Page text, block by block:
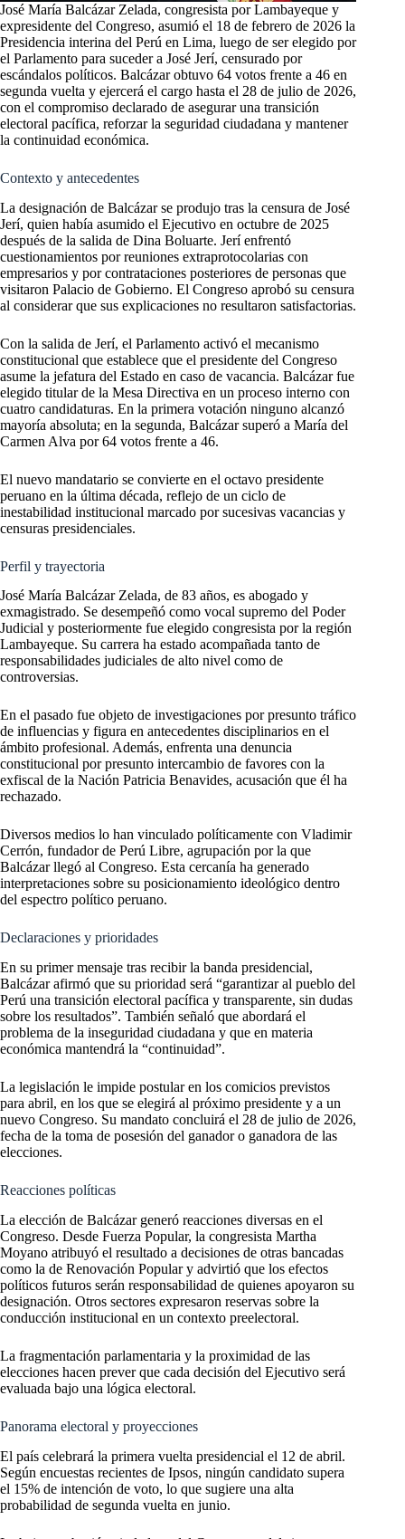
José María Balcázar Zelada, congresista por Lambayeque y
expresidente del Congreso, asumió el 18 de febrero de 2026 la
Presidencia interina del Perú en Lima, luego de ser elegido por
el Parlamento para suceder a José Jerí, censurado por
escándalos políticos. Balcázar obtuvo 64 votos frente a 46 en
segunda vuelta y ejercerá el cargo hasta el 28 de julio de 2026,
con el compromiso declarado de asegurar una transición
electoral pacífica, reforzar la seguridad ciudadana y mantener
la continuidad económica.
Contexto y antecedentes
La designación de Balcázar se produjo tras la censura de José
Jerí, quien había asumido el Ejecutivo en octubre de 2025
después de la salida de Dina Boluarte. Jerí enfrentó
cuestionamientos por reuniones extraprotocolarias con
empresarios y por contrataciones posteriores de personas que
visitaron Palacio de Gobierno. El Congreso aprobó su censura
al considerar que sus explicaciones no resultaron satisfactorias.
Con la salida de Jerí, el Parlamento activó el mecanismo
constitucional que establece que el presidente del Congreso
asume la jefatura del Estado en caso de vacancia. Balcázar fue
elegido titular de la Mesa Directiva en un proceso interno con
cuatro candidaturas. En la primera votación ninguno alcanzó
mayoría absoluta; en la segunda, Balcázar superó a María del
Carmen Alva por 64 votos frente a 46.
El nuevo mandatario se convierte en el octavo presidente
peruano en la última década, reflejo de un ciclo de
inestabilidad institucional marcado por sucesivas vacancias y
censuras presidenciales.
Perfil y trayectoria
José María Balcázar Zelada, de 83 años, es abogado y
exmagistrado. Se desempeñó como vocal supremo del Poder
Judicial y posteriormente fue elegido congresista por la región
Lambayeque. Su carrera ha estado acompañada tanto de
responsabilidades judiciales de alto nivel como de
controversias.
En el pasado fue objeto de investigaciones por presunto tráfico
de influencias y figura en antecedentes disciplinarios en el
ámbito profesional. Además, enfrenta una denuncia
constitucional por presunto intercambio de favores con la
exfiscal de la Nación Patricia Benavides, acusación que él ha
rechazado.
Diversos medios lo han vinculado políticamente con Vladimir
Cerrón, fundador de Perú Libre, agrupación por la que
Balcázar llegó al Congreso. Esta cercanía ha generado
interpretaciones sobre su posicionamiento ideológico dentro
del espectro político peruano.
Declaraciones y prioridades
En su primer mensaje tras recibir la banda presidencial,
Balcázar afirmó que su prioridad será “garantizar al pueblo del
Perú una transición electoral pacífica y transparente, sin dudas
sobre los resultados”. También señaló que abordará el
problema de la inseguridad ciudadana y que en materia
económica mantendrá la “continuidad”.
La legislación le impide postular en los comicios previstos
para abril, en los que se elegirá al próximo presidente y a un
nuevo Congreso. Su mandato concluirá el 28 de julio de 2026,
fecha de la toma de posesión del ganador o ganadora de las
elecciones.
Reacciones políticas
La elección de Balcázar generó reacciones diversas en el
Congreso. Desde Fuerza Popular, la congresista Martha
Moyano atribuyó el resultado a decisiones de otras bancadas
como la de Renovación Popular y advirtió que los efectos
políticos futuros serán responsabilidad de quienes apoyaron su
designación. Otros sectores expresaron reservas sobre la
conducción institucional en un contexto preelectoral.
La fragmentación parlamentaria y la proximidad de las
elecciones hacen prever que cada decisión del Ejecutivo será
evaluada bajo una lógica electoral.
Panorama electoral y proyecciones
El país celebrará la primera vuelta presidencial el 12 de abril.
Según encuestas recientes de Ipsos, ningún candidato supera
el 15% de intención de voto, lo que sugiere una alta
probabilidad de segunda vuelta en junio.